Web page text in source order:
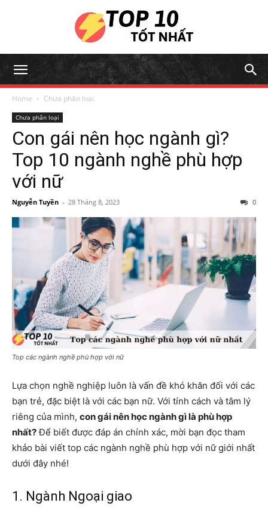
Home Chưa phân loại
Chưa phân loại
Con gái nên học ngành gì?
Top 10 ngành nghề phù hợp
với nữ
Nguyễn Tuyền - 28 Tháng 8, 2023 0
Top các ngành nghề phù hợp với nữ
Lựa chọn nghề nghiệp luôn là vấn đề khó khăn đối với các
bạn trẻ, đặc biệt là với các bạn nữ. Với tính cách và tâm lý
riêng của mình, con gái nên học ngành gì là phù hợp
nhất?Để biết được đáp án chính xác, mời bạn đọc tham
khảo bài viết top các ngành nghề phù hợp với nữ giới nhất
dưới đây nhé!
1. Ngành Ngoại giao